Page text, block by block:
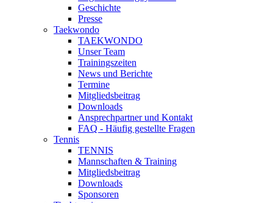
Geschichte
Presse
Taekwondo
TAEKWONDO
Unser Team
Trainingszeiten
News und Berichte
Termine
Mitgliedsbeitrag
Downloads
Ansprechpartner und Kontakt
FAQ - Häufig gestellte Fragen
Tennis
TENNIS
Mannschaften & Training
Mitgliedsbeitrag
Downloads
Sponsoren